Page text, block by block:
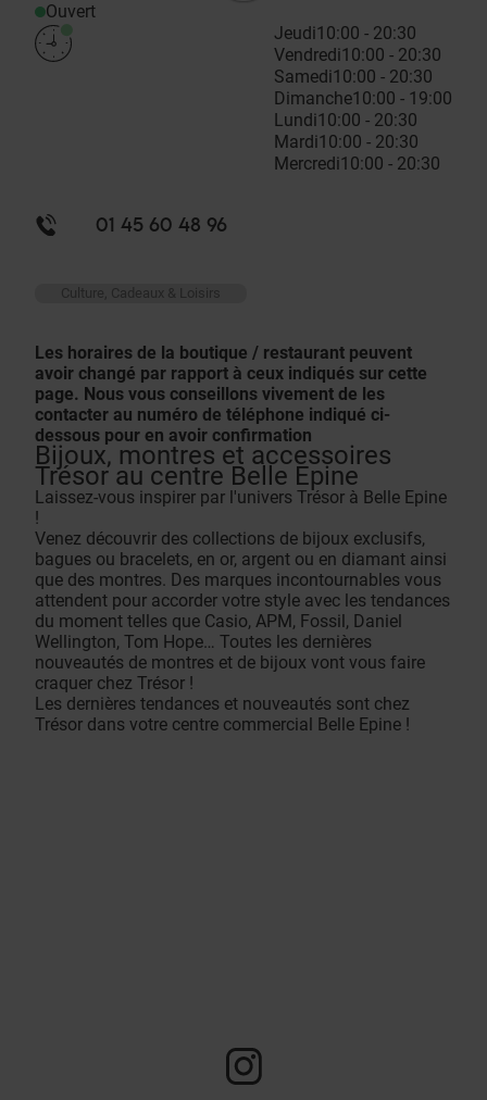
Ouvert
Jeudi10:00 - 20:30
Vendredi10:00 - 20:30
Samedi10:00 - 20:30
Dimanche10:00 - 19:00
Lundi10:00 - 20:30
Mardi10:00 - 20:30
Mercredi10:00 - 20:30
01 45 60 48 96
Culture, Cadeaux & Loisirs
Les horaires de la boutique / restaurant peuvent
avoir changé par rapport à ceux indiqués sur cette
page. Nous vous conseillons vivement de les
contacter au numéro de téléphone indiqué ci-
dessous pour en avoir confirmation
Bijoux, montres et accessoires
Trésor au centre Belle Epine
Laissez-vous inspirer par l'univers Trésor à Belle Epine
!
Venez découvrir des collections de bijoux exclusifs,
bagues ou bracelets, en or, argent ou en diamant ainsi
que des montres. Des marques incontournables vous
attendent pour accorder votre style avec les tendances
du moment telles que Casio, APM, Fossil, Daniel
Wellington, Tom Hope… Toutes les dernières
nouveautés de montres et de bijoux vont vous faire
craquer chez Trésor !
Les dernières tendances et nouveautés sont chez
Trésor dans votre centre commercial Belle Epine !